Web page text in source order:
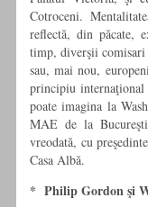
Cotroceni.
reflectă, din păcate,
timp, diverşii
sau, mai nou,
principiu
poate imagina la
MAE de la
vreodată, cu
Casa Albă.
* Philip Gordon şi